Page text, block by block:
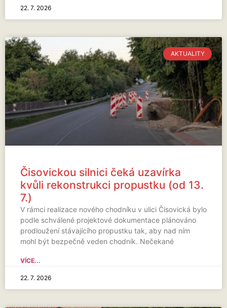
22. 7. 2026
AKTUALITY
Čisovickou silnici čeká uzavírka
kvůli rekonstrukci propustku (od 13.
7.)
V rámci realizace nového chodníku v ulici Čisovická bylo
podle schválené projektové dokumentace plánováno
prodloužení stávajícího propustku tak, aby nad ním
mohl být bezpečně veden chodník. Nečekané
VÍCE...
22. 7. 2026